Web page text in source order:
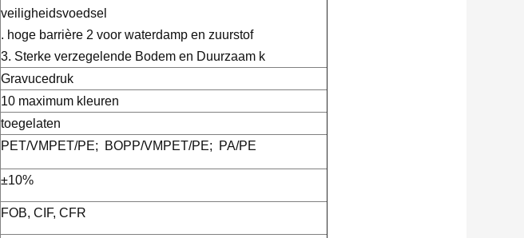
veiligheidsvoedsel
. hoge barrière 2 voor waterdamp en zuurstof
3. Sterke verzegelende Bodem en Duurzaam k
Gravucedruk
10 maximum kleuren
toegelaten
PET/VMPET/PE; BOPP/VMPET/PE; PA/PE
±10%
FOB, CIF, CFR